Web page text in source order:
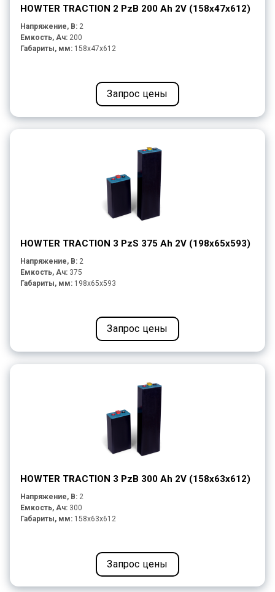
HOWTER TRACTION 2 PzB 200 Ah 2V (158x47x612)
Напряжение, В: 2
Емкость, Ач: 200
Габариты, мм: 158x47x612
Запрос цены
HOWTER TRACTION 3 PzS 375 Ah 2V (198x65x593)
Напряжение, В: 2
Емкость, Ач: 375
Габариты, мм: 198x65x593
Запрос цены
HOWTER TRACTION 3 PzB 300 Ah 2V (158x63x612)
Напряжение, В: 2
Емкость, Ач: 300
Габариты, мм: 158x63x612
Запрос цены